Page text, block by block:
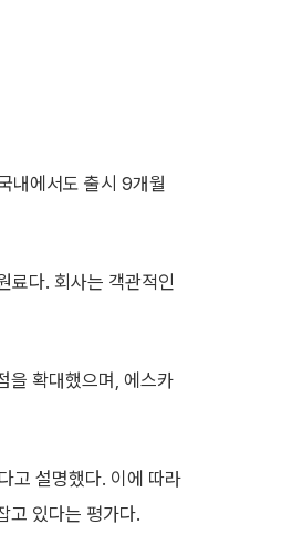
내에서도 출시 9개월
료다. 회사는 객관적인
을 확대했으며, 에스카
고 설명했다. 이에 따라
고 있다는 평가다.